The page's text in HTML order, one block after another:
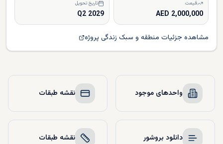
قیمت
2,000,000 AED
تاریخ تحویل
Q2 2029
مشاهده جزئیات منطقه و سبک زندگی پروژه
واحدهای موجود نقشه طبقات
دانلود بروشور نقشه طبقات